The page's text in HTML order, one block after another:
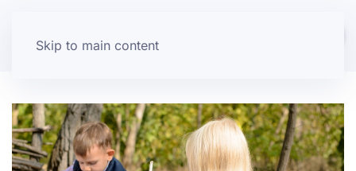
Skip to main content